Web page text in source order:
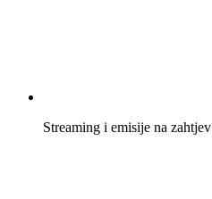
Streaming i emisije na zahtjev